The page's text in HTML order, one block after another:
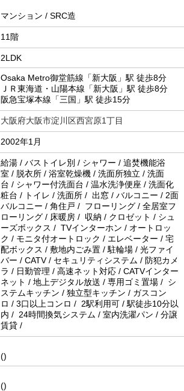
マンション / SRC造
11階
2LDK
Osaka Metro御堂筋線「新大阪」駅 徒歩8分
ＪＲ東海道・山陽本線「新大阪」駅 徒歩8分
阪急宝塚本線「三国」駅 徒歩15分
大阪府大阪市淀川区西宮原1丁目
2002年1月
給湯 / バストイレ別 / シャワー / 追焚機能浴
室 / 脱衣所 / 浴室乾燥機 / 洗面所独立 / 洗面
台 / シャワー付洗面台 / 温水洗浄便座 / 洗面化
粧台 / トイレ / 洗面所 / 出窓 / バルコニー / 2面
バルコニー / 角住戸 / フローリング / 全居室フ
ローリング / 床暖房 / 収納 / クロゼット / シュ
ーズボックス / TVインターホン / オートロッ
ク / モニタ付オートロック / エレベーター / 宅
配ボックス / 敷地内ごみ置 / 駐輪場 / 光ファイ
バー / CATV / セキュリティシステム / 防犯カメ
ラ / 日勤管理 / 高速ネット対応 / CATVインター
ネット / 地上デジタル放送 / 専用ゴミ置場 / シ
ステムキッチン / 独立型キッチン / ガスコン
ロ / 3口以上コンロ / 2駅利用可 / 駅徒歩10分以
内 / 24時間換気システム / 室内洗濯パン / 分譲
賃貸 /
()
()